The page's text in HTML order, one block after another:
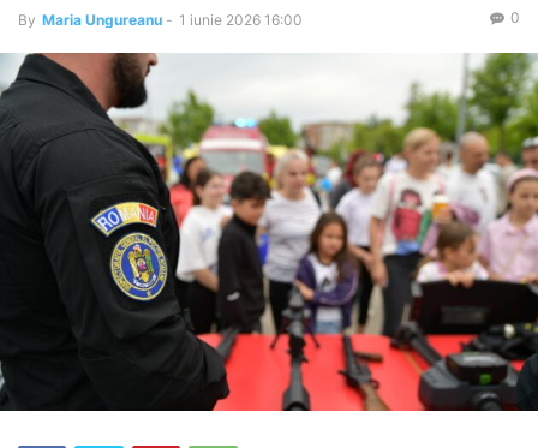
By Maria Ungureanu - 1 iunie 2026 16:00 0